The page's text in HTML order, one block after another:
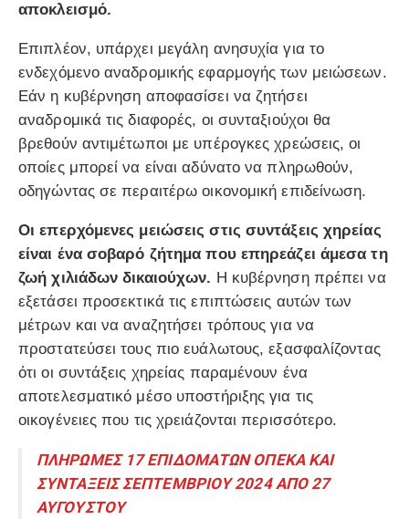
αποκλεισμό.
Επιπλέον, υπάρχει μεγάλη ανησυχία για το
ενδεχόμενο αναδρομικής εφαρμογής των μειώσεων.
Εάν η κυβέρνηση αποφασίσει να ζητήσει
αναδρομικά τις διαφορές, οι συνταξιούχοι θα
βρεθούν αντιμέτωποι με υπέρογκες χρεώσεις, οι
οποίες μπορεί να είναι αδύνατο να πληρωθούν,
οδηγώντας σε περαιτέρω οικονομική επιδείνωση.
Οι επερχόμενες μειώσεις στις συντάξεις χηρείας
είναι ένα σοβαρό ζήτημα που επηρεάζει άμεσα τη
ζωή χιλιάδων δικαιούχων. Η κυβέρνηση πρέπει να
εξετάσει προσεκτικά τις επιπτώσεις αυτών των
μέτρων και να αναζητήσει τρόπους για να
προστατεύσει τους πιο ευάλωτους, εξασφαλίζοντας
ότι οι συντάξεις χηρείας παραμένουν ένα
αποτελεσματικό μέσο υποστήριξης για τις
οικογένειες που τις χρειάζονται περισσότερο.
ΠΛΗΡΩΜΕΣ 17 ΕΠΙΔΟΜΑΤΩΝ ΟΠΕΚΑ ΚΑΙ
ΣΥΝΤΑΞΕΙΣ ΣΕΠΤΕΜΒΡΙΟΥ 2024 ΑΠΟ 27
ΑΥΓΟΥΣΤΟΥ